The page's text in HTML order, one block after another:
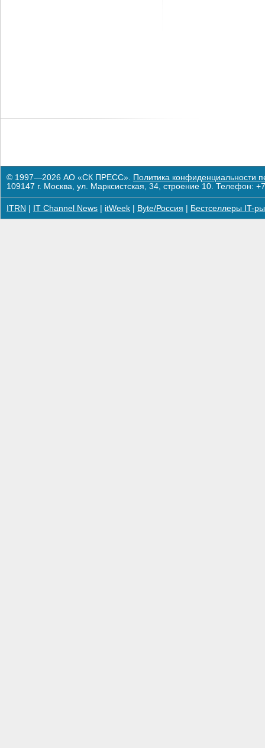
© 1997—2026 АО «СК ПРЕСС». Политика конфиденциальности
109147 г. Москва, ул. Марксистская, 34, строение 10. Телефон:
ITRN IT Channel News itWeek Byte/Россия Бестселлеры IT-